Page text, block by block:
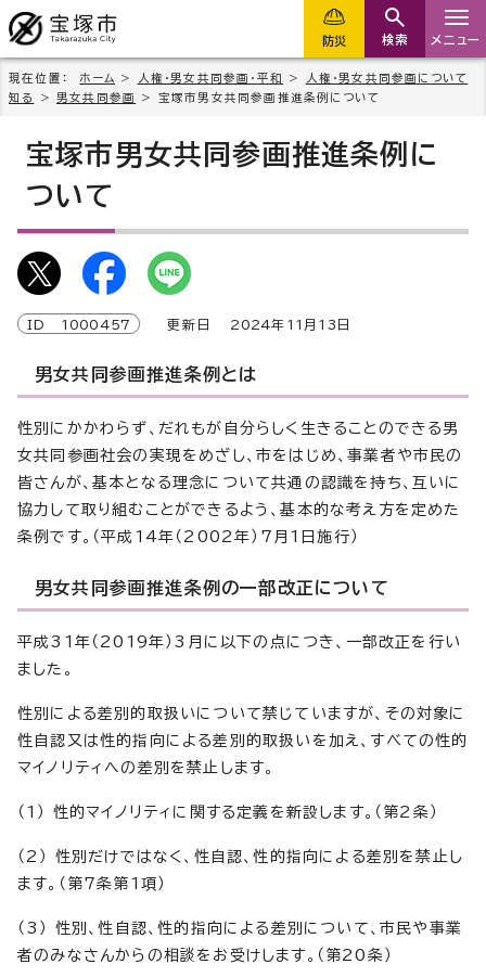
防災 検索 メニュー
現在位置： ホーム > 人権・男女共同参画・平和 >
人権・男女共同参画について
知る
>男女共同参画 > 宝塚市男女共同参画推進条例について
宝塚市男女共同参画推進条例に
ついて
ID 1000457 更新日 2024年 11 月 13 日
男女共同参画推進条例とは
性別にかかわらず、だれもが自分らしく生きることのできる男
女共同参画社会の実現をめざし、市をはじめ、事業者や市民の
皆さんが、基本となる理念について共通の認識を持ち、互いに
協力して取り組むことができるよう、基本的な考え方を定めた
条例です。（平成14年（2002年）7月1日施行）
男女共同参画推進条例の一部改正について
平成31年（2019年）3月に以下の点につき、一部改正を行い
ました。
性別による差別的取扱いについて禁じていますが、その対象に
性自認又は性的指向による差別的取扱いを加え、すべての性的
マイノリティへの差別を禁止します。
（1） 性的マイノリティに関する定義を新設します。（第2条）
（2） 性別だけではなく、性自認、性的指向による差別を禁止し
ます。（第7条第1項）
（3） 性別、性自認、性的指向による差別について、市民や事業
者のみなさんからの相談をお受けします。（第20条）